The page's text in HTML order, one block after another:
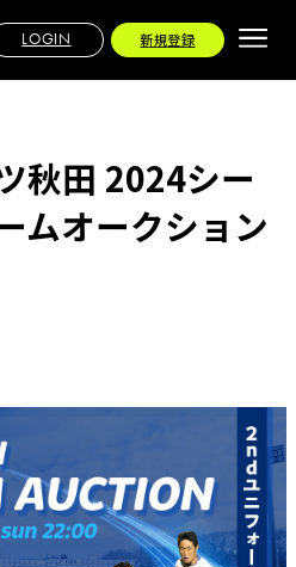
LOGIN 新規登録
秋田 2024シー
ムオークション